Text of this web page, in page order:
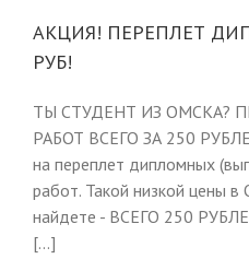
АКЦИЯ! ПЕРЕПЛЕТ
РУБ!
ТЫ СТУДЕНТ ИЗ ОМСКА?
РАБОТ ВСЕГО ЗА 250
на переплет дипломных
работ. Такой низкой цены
найдете - ВСЕГО 250
[...]